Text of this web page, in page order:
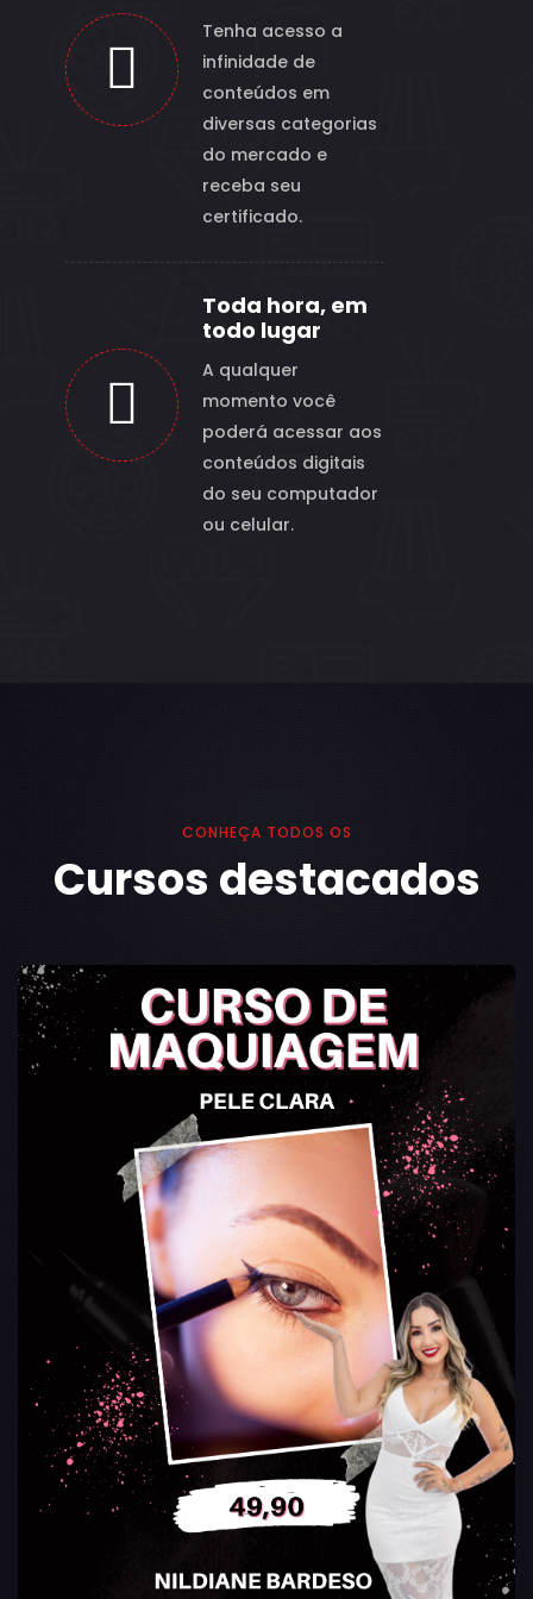
Tenha acesso a
infinidade de
conteúdos em
diversas categorias
do mercado e
receba seu
certificado.
Toda hora, em
todo lugar
A qualquer
momento você
poderá acessar aos
conteúdos digitais
do seu computador
ou celular.
CONHEÇA TODOS OS
Cursos destacados